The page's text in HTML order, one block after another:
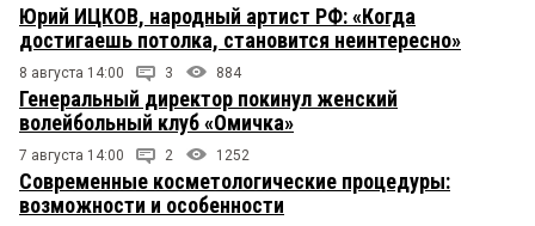
Юрий ИЦКОВ, народный артист РФ: «Когда
достигаешь потолка, становится неинтересно»
8 августа 14:00 3 884
Генеральный директор покинул женский
волейбольный клуб «Омичка»
7 августа 14:00 2 1252
Современные косметологические процедуры:
возможности и особенности